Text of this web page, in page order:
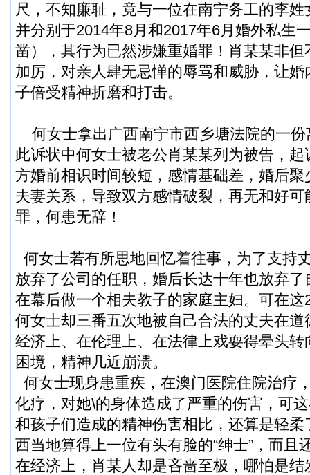
尺，不知廉耻，竟与一位在南宁务工的李
并分别于2014年8月和2017年6月婚外私生
凿），其行为已然涉嫌重婚罪！肖某某非
加厉，对亲人肆无忌惮的辱骂和威胁，让
子倍受精神折磨和打击。
何女士拿出广西南宁市西乡塘法院的一份
此诉状中何女士被老公肖某某列为被告，起
方婚前相识时间较短，感情基础差，婚后
夫妻关系，导致双方感情破裂，再无和好
罪，何患无辞！
何女士若有所思地回忆着往事，为了支持
放弃了公司的任职，婚后长达十年也放弃
在幕后做一个相夫教子的家庭主妇。可在
何女士却三番五次地被自己合法的丈夫在
经济上、在伦理上、在法律上戏耍得晕头
困境，精神几近崩溃。
何女士现身患重疾，在澳门医院住院治疗
化疗，对她\的身体造成了严重的伤害，可
和孩子们造成的精神伤害相比，还算是轻
西当地算得上一位有头有脸的“绅士”，而且
在经济上，肖某人却是吝啬至极，哪怕是